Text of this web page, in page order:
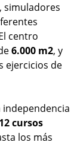
simuladores
centro
6.000 m2, y
ejercicios de
12 cursos
los más